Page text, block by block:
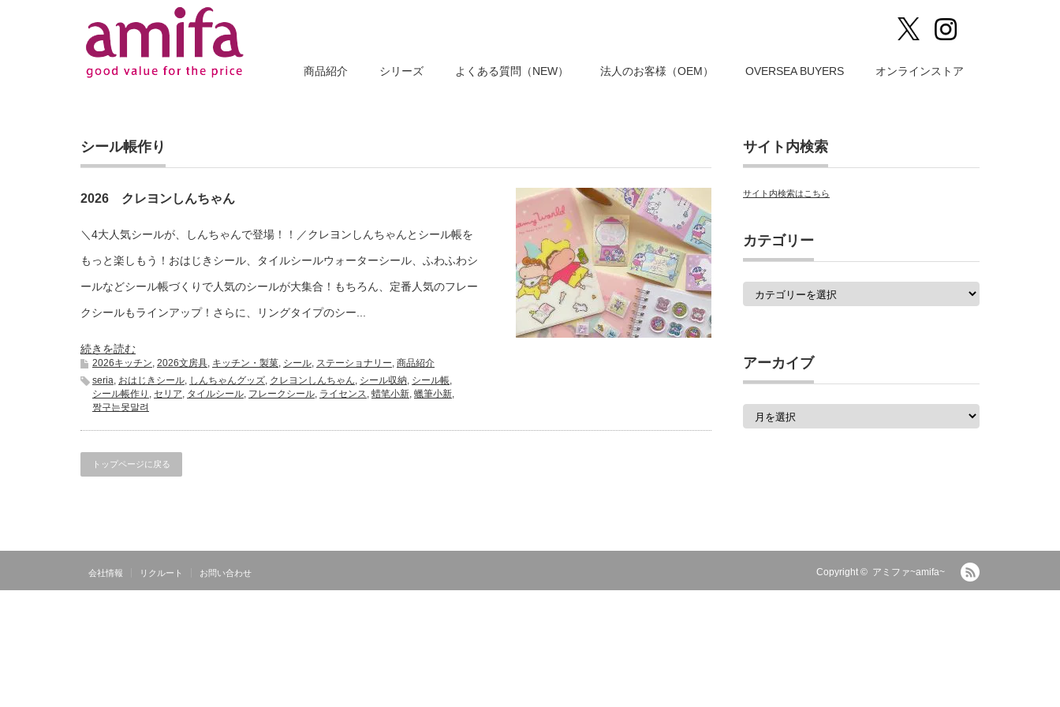
商品紹介 シリーズ よくある質問（NEW） 法人のお客様（OEM） OVERSEA BUYERS オンラインストア
シール帳作り
2026 クレヨンしんちゃん
＼4大人気シールが、しんちゃんで登場！！／クレヨンしんちゃんとシール帳を
もっと楽しもう！おはじきシール、タイルシールウォーターシール、ふわふわシ
ールなどシール帳づくりで人気のシールが大集合！もちろん、定番人気のフレー
クシールもラインアップ！さらに、リングタイプのシー...
続きを読む
2026キッチン, 2026文房具, キッチン・製菓, シール, ステーショナリー, 商品紹介
seria, おはじきシール, しんちゃんグッズ, クレヨンしんちゃん, シール収納, シール帳,
シール帳作り , セリア, タイルシール, フレークシール, ライセンス, 蜡笔小新, 蠟筆小新,
짱구는못말려
トップページに戻る
サイト内検索
サイト内検索はこちら
カテゴリー
カ
アーカイブ
ア
会社情報 リクルート お問い合わせ Copyright © アミファ~amifa~